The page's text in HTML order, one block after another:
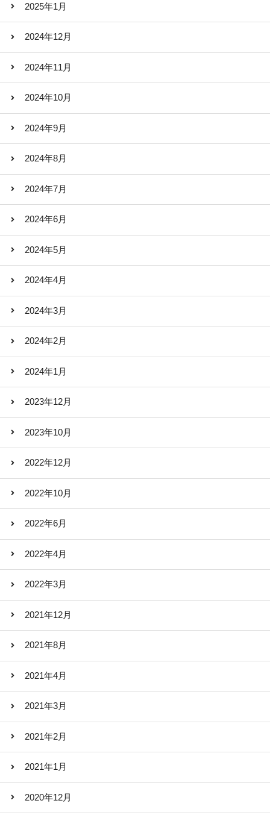
2025年1月
2024年12月
2024年11月
2024年10月
2024年9月
2024年8月
2024年7月
2024年6月
2024年5月
2024年4月
2024年3月
2024年2月
2024年1月
2023年12月
2023年10月
2022年12月
2022年10月
2022年6月
2022年4月
2022年3月
2021年12月
2021年8月
2021年4月
2021年3月
2021年2月
2021年1月
2020年12月